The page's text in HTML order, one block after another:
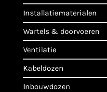
installatiematerialen
wartels & doorvoeren
ventilatie
kabeldozen
inbouwdozen